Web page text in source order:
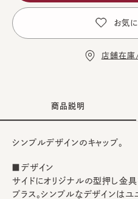
お気
店舗在庫
商品説明
シンプルデザインのキャップ。
■デザイン
サイドにオリジナルの型押し金具
プラス。シンプルなデザインは